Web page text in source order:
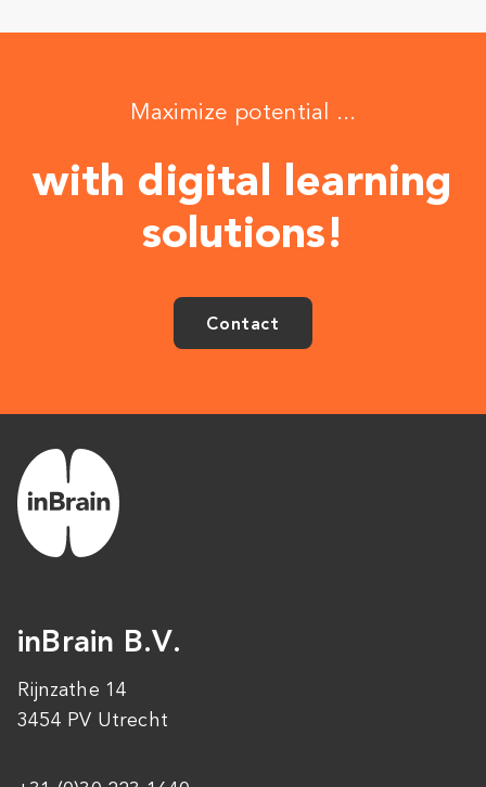
Maximize potential ...
with digital learning
solutions!
Contact
inBrain B.V.
Rijnzathe 14
3454 PV Utrecht